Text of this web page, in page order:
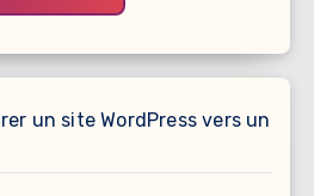
un site WordPress vers un